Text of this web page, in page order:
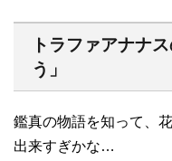
トラファアナナ
う」
鑑真の物語を知って、
出来すぎかな…